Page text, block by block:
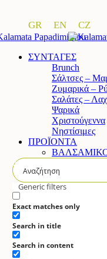
CZ
EN
GR
Generic filters
Exact matches only
Search in title
Search in content
ΣΥΝΤΑΓΕΣ
Brunch
Σάλτσες –
Ζυμαρικά –
Σαλάτες –
Ψαρικά
Χριστούγεννα
Νηστίσιμες
ΠΡΟΪΟΝΤΑ
ΒΑΛΣΑΜΙΚΟ
Άρτυμα
ΚΡΕΜΑ